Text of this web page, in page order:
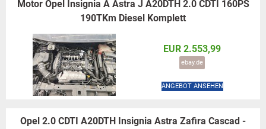
Motor Opel Insignia A Astra J A20DTH 2.0 CDTI 160PS
190TKm Diesel Komplett
EUR 2.553,99
ebay.de
ANGEBOT ANSEHEN
Opel 2.0 CDTI A20DTH Insignia Astra Zafira Cascad -